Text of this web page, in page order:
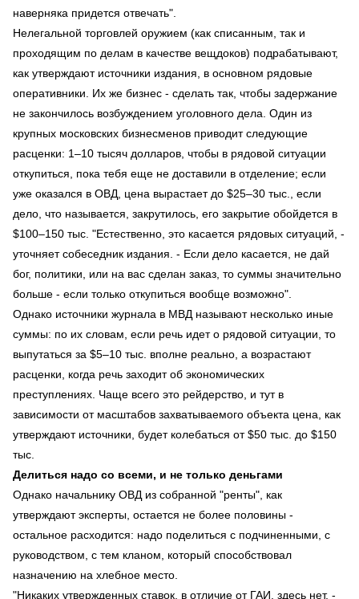
наверняка придется отвечать".
Нелегальной торговлей оружием (как списанным, так и
проходящим по делам в качестве вещдоков) подрабатывают,
как утверждают источники издания, в основном рядовые
оперативники. Их же бизнес - сделать так, чтобы задержание
не закончилось возбуждением уголовного дела. Один из
крупных московских бизнесменов приводит следующие
расценки: 1–10 тысяч долларов, чтобы в рядовой ситуации
откупиться, пока тебя еще не доставили в отделение; если
уже оказался в ОВД, цена вырастает до $25–30 тыс., если
дело, что называется, закрутилось, его закрытие обойдется в
$100–150 тыс. "Естественно, это касается рядовых ситуаций, -
уточняет собеседник издания. - Если дело касается, не дай
бог, политики, или на вас сделан заказ, то суммы значительно
больше - если только откупиться вообще возможно".
Однако источники журнала в МВД называют несколько иные
суммы: по их словам, если речь идет о рядовой ситуации, то
выпутаться за $5–10 тыс. вполне реально, а возрастают
расценки, когда речь заходит об экономических
преступлениях. Чаще всего это рейдерство, и тут в
зависимости от масштабов захватываемого объекта цена, как
утверждают источники, будет колебаться от $50 тыс. до $150
тыс.
Делиться надо со всеми, и не только деньгами
Однако начальнику ОВД из собранной "ренты", как
утверждают эксперты, остается не более половины -
остальное расходится: надо поделиться с подчиненными, с
руководством, с тем кланом, который способствовал
назначению на хлебное место.
"Никаких утвержденных ставок, в отличие от ГАИ, здесь нет, -